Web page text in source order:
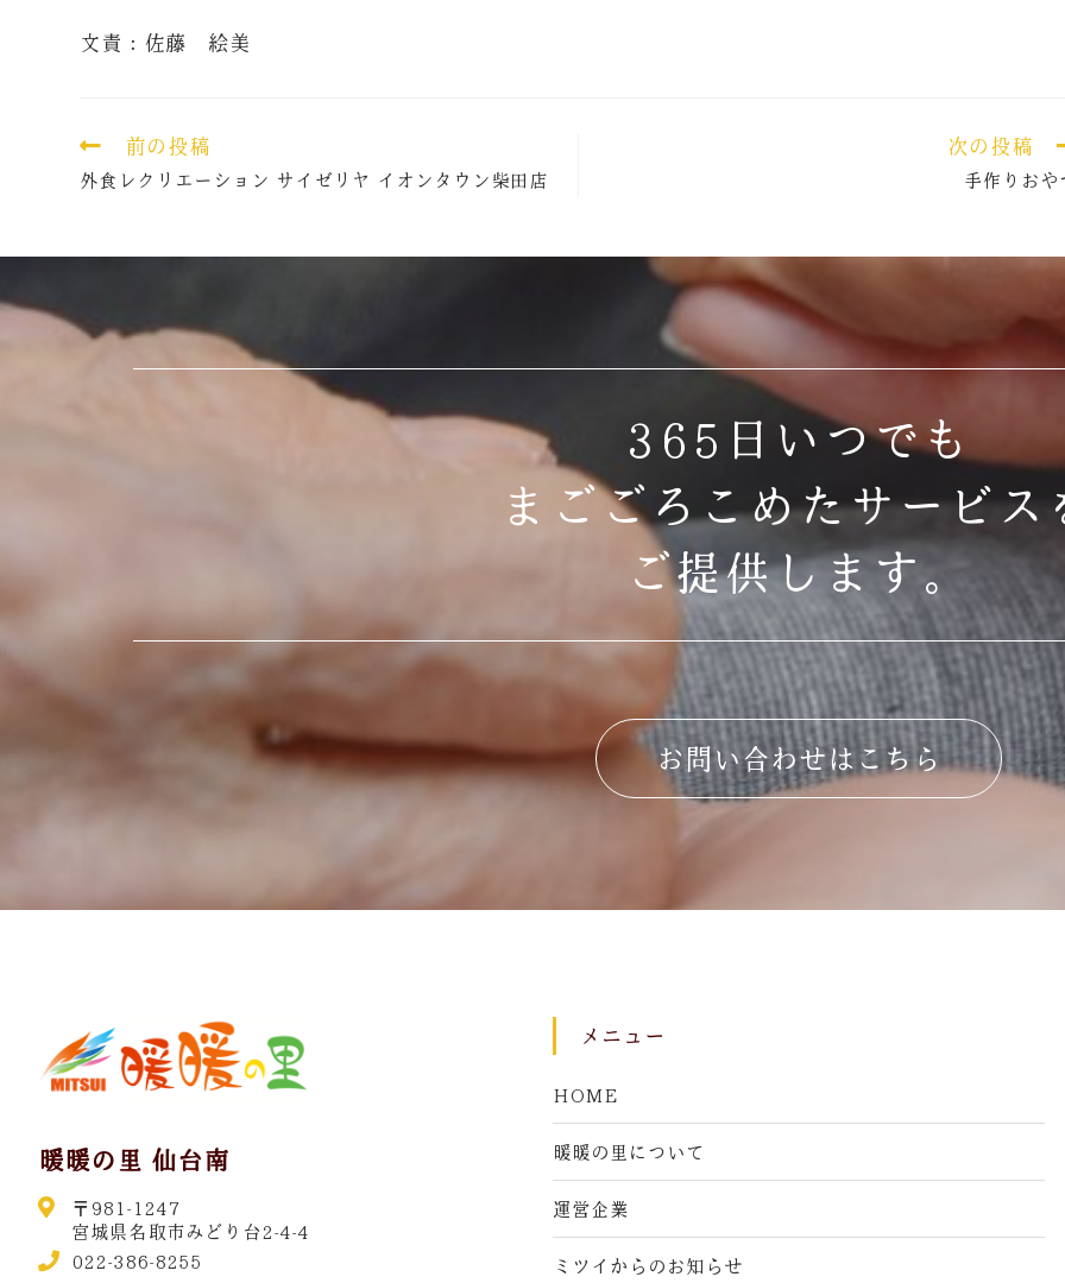
文責：佐藤 絵美
前の投稿
外食レクリエーション サイゼリヤ イオンタウン柴田店
次の投稿
手作りおや
365日いつでも
まごごろこめたサービス
ご提供します。
お問い合わせはこちら
暖暖の里 仙台南
〒981-1247
宮城県名取市みどり台2-4-4
022-386-8255
メニュー
HOME
暖暖の里について
運営企業
ミツイからのお知らせ